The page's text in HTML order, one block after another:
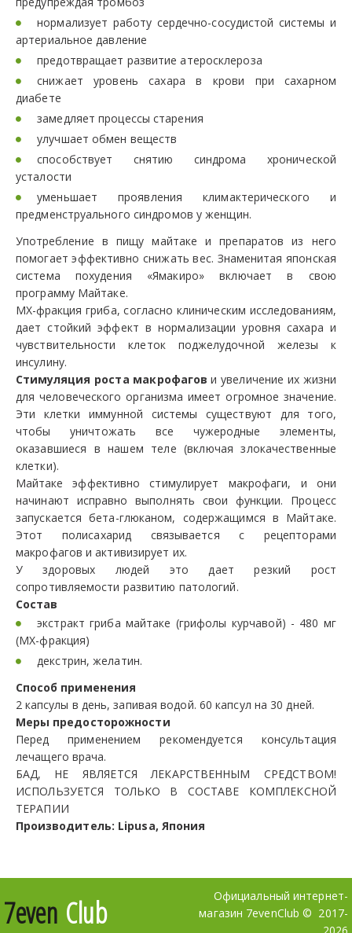
нормализует работу сердечно-сосудистой системы и
артериальное давление
предотвращает развитие атеросклероза
снижает уровень сахара в крови при сахарном
диабете
замедляет процессы старения
улучшает обмен веществ
способствует снятию синдрома хронической
усталости
уменьшает проявления климактерического и
предменструального синдромов у женщин.
Употребление в пищу майтаке и препаратов из него
помогает эффективно снижать вес. Знаменитая японская
система похудения «Ямакиро» включает в свою
программу Майтаке.
MХ-фракция гриба, согласно клиническим исследованиям,
дает стойкий эффект в нормализации уровня сахара и
чувствительности клеток поджелудочной железы к
инсулину.
Стимуляция роста макрофагов и увеличение их жизни
для человеческого организма имеет огромное значение.
Эти клетки иммунной системы существуют для того,
чтобы уничтожать все чужеродные элементы,
оказавшиеся в нашем теле (включая злокачественные
клетки).
Майтаке эффективно стимулирует макрофаги, и они
начинают исправно выполнять свои функции. Процесс
запускается бета-глюканом, содержащимся в Майтаке.
Этот полисахарид связывается с рецепторами
макрофагов и активизирует их.
У здоровых людей это дает резкий рост
сопротивляемости развитию патологий.
Состав
экстракт гриба майтаке (грифолы курчавой) - 480 мг
(MX-фракция)
декстрин, желатин.
Способ применения
2 капсулы в день, запивая водой. 60 капсул на 30 дней.
Меры предосторожности
Перед применением рекомендуется консультация
лечащего врача.
БАД, НЕ ЯВЛЯЕТСЯ ЛЕКАРСТВЕННЫМ СРЕДСТВОМ!
ИСПОЛЬЗУЕТСЯ ТОЛЬКО В СОСТАВЕ КОМПЛЕКСНОЙ
ТЕРАПИИ
Производитель: Lipusa, Япония
7even Club
Официальный интернет-
магазин 7evenClub ©  2017-